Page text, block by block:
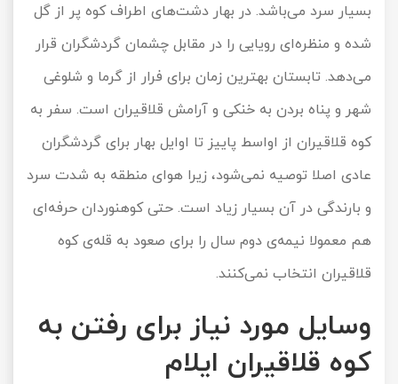
بسیار سرد می‌باشد. در بهار دشت‌های اطراف کوه پر از گل
شده و منظره‌ای رویایی را در مقابل چشمان گردشگران قرار
می‌دهد. تابستان بهترین زمان برای فرار از گرما و شلوغی
شهر و پناه بردن به خنکی و آرامش قلاقیران است. سفر به
کوه قلاقیران از اواسط پاییز تا اوایل بهار برای گردشگران
عادی اصلا توصیه نمی‌شود، زیرا هوای منطقه به شدت سرد
و بارندگی در آن بسیار زیاد است. حتی کوهنوردان حرفه‌ای
هم معمولا نیمه‌ی دوم سال را برای صعود به قله‌ی کوه
قلاقیران انتخاب نمی‌کنند.
وسایل مورد نیاز برای رفتن به
کوه قلاقیران ایلام